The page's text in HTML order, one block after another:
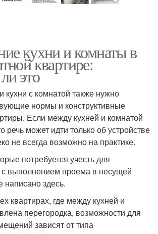
кухни и комнаты в
квартире:
это
кухни с комнатой также нужно
нормы и конструктивные
Если между кухней и комнатой
речь может идти только об устройстве
не всегда возможно на практике.
потребуется учесть для
с выполнением проема в несущей
написано здесь.
квартирах, где между кухней и
перегородка, возможности для
зависят от типа